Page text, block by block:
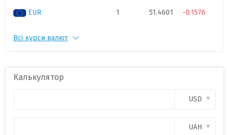
EUR 1 51.4601 -0.1576
CHF
Всі курси валют
Калькулятор
USD
UAH